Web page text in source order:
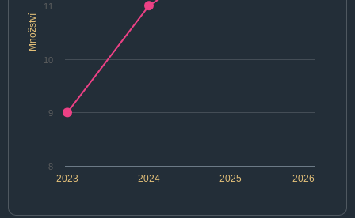
Množství
2024 2026
2023 2025
8
9
10
11